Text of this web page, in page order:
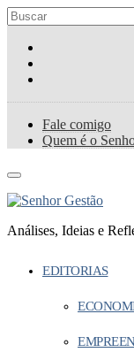
Fale comigo
Quem é o
Análises, Ideias e
EDITORIAS